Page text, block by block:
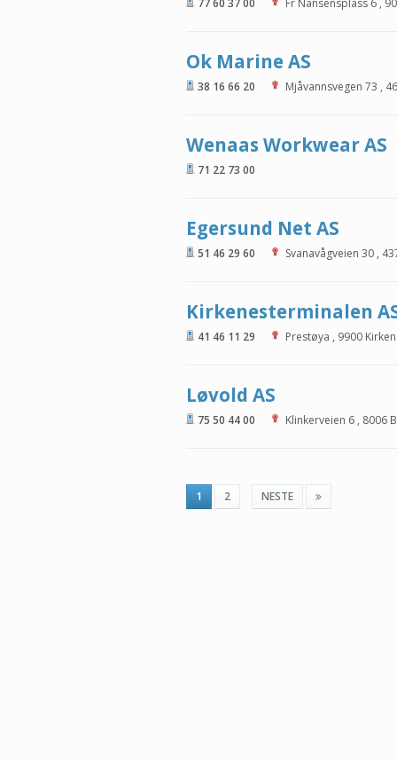
77 60 37 00 Fr Nansensplass 6 ,
Ok Marine AS
38 16 66 20 Mjåvannsvegen 73 ,
Wenaas Workwear AS
71 22 73 00
Egersund Net AS
51 46 29 60 Svanavågveien 30 ,
Kirkenesterminalen
41 46 11 29 Prestøya , 9900
Løvold AS
75 50 44 00 Klinkerveien 6 , 8006
1 2 NESTE